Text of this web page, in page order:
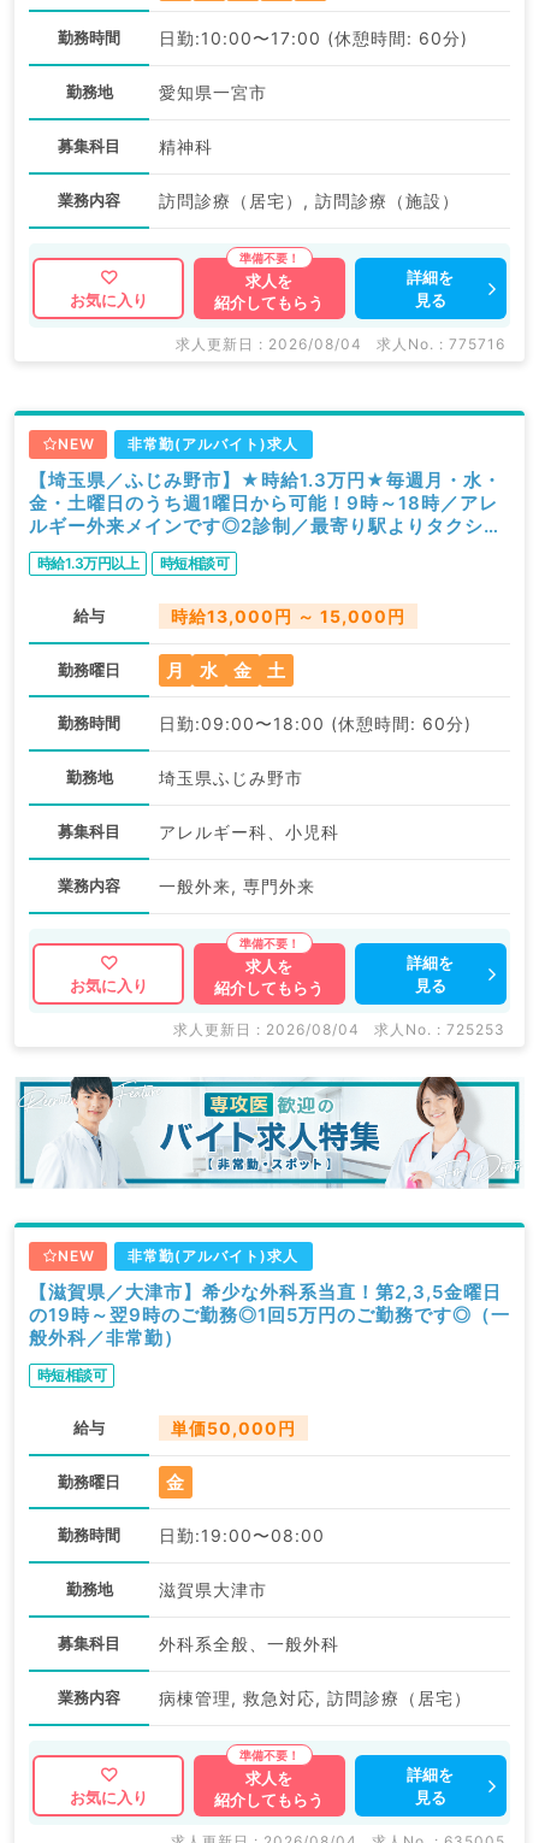
勤務時間 日勤:10:00〜17:00 (休憩時間: 60分)
勤務地 愛知県一宮市
募集科目 精神科
業務内容 訪問診療（居宅）, 訪問診療（施設）
お気に入り
求人を
紹介してもらう
詳細を
見る
求人更新日 : 2026/08/04 求人No. : 775716
NEW 非常勤(アルバイト)求人
【埼玉県／ふじみ野市】★時給1.3万円★毎週月・水・
金・土曜日のうち週1曜日から可能！9時～18時／アレ
ルギー外来メインです◎2診制／最寄り駅よりタクシー
利用可能です！（小児科・アレルギー科／非常勤）
時給1.3万円以上 時短相談可
給与 時給13,000円 ～ 15,000円
勤務曜日 月 水 金 土
勤務時間 日勤:09:00〜18:00 (休憩時間: 60分)
勤務地 埼玉県ふじみ野市
募集科目 アレルギー科、小児科
業務内容 一般外来, 専門外来
お気に入り
求人を
紹介してもらう
詳細を
見る
求人更新日 : 2026/08/04 求人No. : 725253
NEW 非常勤(アルバイト)求人
【滋賀県／大津市】希少な外科系当直！第2,3,5金曜日
の19時～翌9時のご勤務◎1回5万円のご勤務です◎（一
般外科／非常勤）
時短相談可
給与 単価50,000円
勤務曜日 金
勤務時間 日勤:19:00〜08:00
勤務地 滋賀県大津市
募集科目 外科系全般、一般外科
業務内容 病棟管理, 救急対応, 訪問診療（居宅）
お気に入り
求人を
紹介してもらう
詳細を
見る